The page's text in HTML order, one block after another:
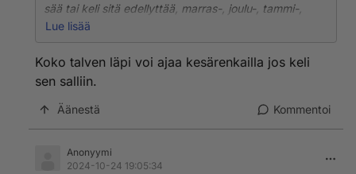
sää tai keli sitä edellyttää, marras-, joulu-, tammi-,
helmi- ja maaliskuun aikana on käytettävä
vähintään 3,0 millimetriä.
Lue lisää
Koko talven läpi voi ajaa kesärenkailla jos keli
sen salliin.
Äänestä Kommentoi
Anonyymi
2024-10-24 19:05:34